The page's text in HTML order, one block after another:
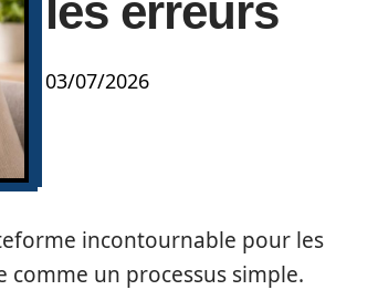
les erreurs
03/07/2026
incontournable pour les
comme un processus simple.